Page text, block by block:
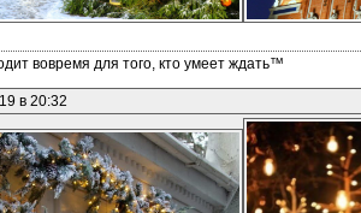
вовремя для того, кто умеет ждать™
в 20:32